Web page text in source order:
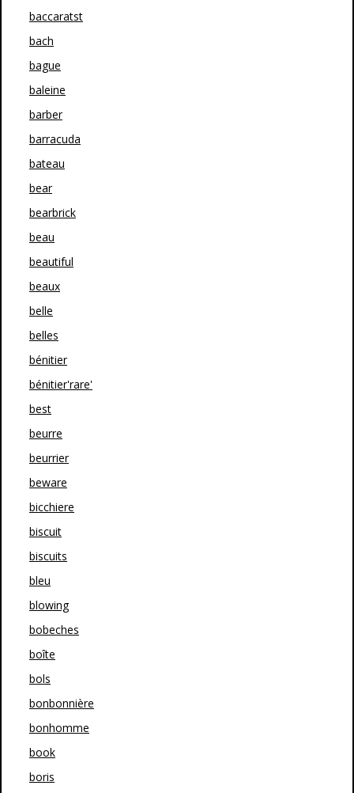
baccaratst
bach
bague
baleine
barber
barracuda
bateau
bear
bearbrick
beau
beautiful
beaux
belle
belles
bénitier
bénitier'rare'
best
beurre
beurrier
beware
bicchiere
biscuit
biscuits
bleu
blowing
bobeches
boîte
bols
bonbonnière
bonhomme
book
boris